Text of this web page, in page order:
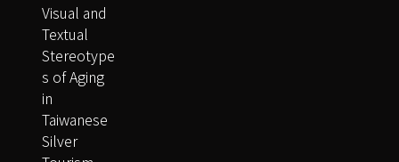
Visual and
Textual
Stereotype
s of Aging
in
Taiwanese
Silver